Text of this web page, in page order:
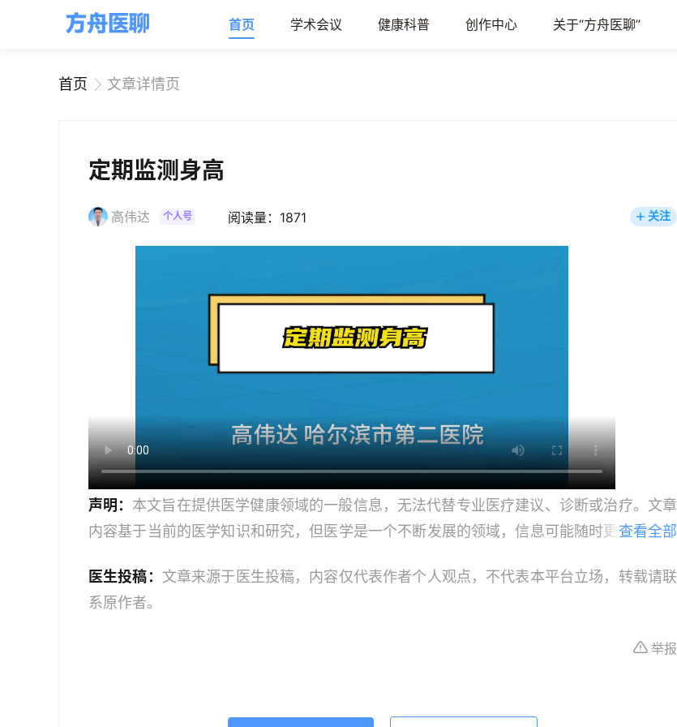
首页 学术会议 健康科普 创作中心 关于“方舟医聊”
首页 文章详情页
定期监测身高
高伟达 个人号 阅读量：1871 关注
声明： 本文旨在提供医学健康领域的一般信息，无法代替专业医疗建议、诊断或治疗。文章
内容基于当前的医学知识和研究，但医学是一个不断发展的领域，信息可能随时更新，因此
业人员。本文中的信息不应作为自我诊断或治疗的依据，紧急医疗情况应立即寻求专业医疗
服务；如果您是医务人员，本文内容旨在作为教育和信息更新的资源。在临床实践中应用本
查看全部
医生投稿： 文章来源于医生投稿，内容仅代表作者个人观点，不代表本平台立场，转载请联
系原作者。
举报